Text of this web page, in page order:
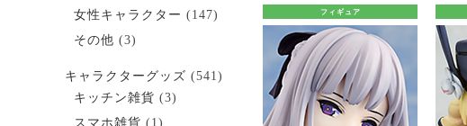
フィギュア
女性キャラクター (147)
その他 (3)
キャラクターグッズ (541)
キッチン雑貨 (3)
スマホ雑貨 (1)